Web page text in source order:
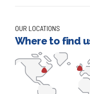
OUR LOCATIONS
Where to find